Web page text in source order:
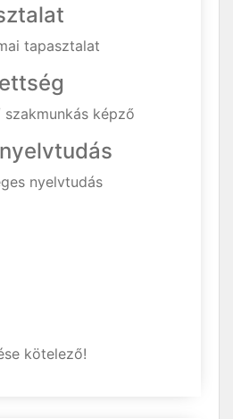
tapasztalat
szakmunkás képző
nyelvtudás
kötelező!